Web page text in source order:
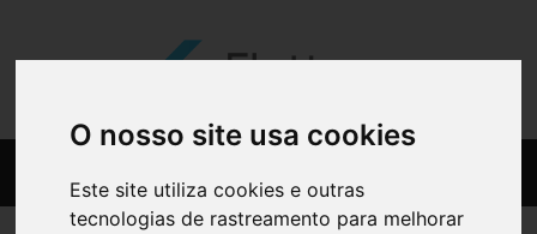
O nosso site usa cookies
Este site utiliza cookies e outras
tecnologias de rastreamento para melhorar